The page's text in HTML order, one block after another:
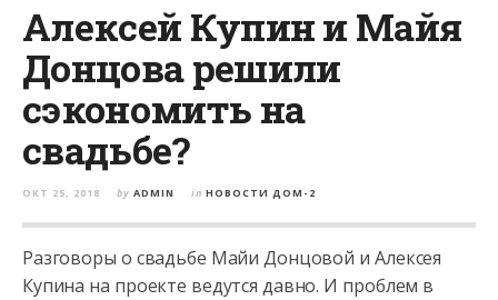
Алексей Купин и Майя
Донцова решили
сэкономить на
свадьбе?
ОКТ 25, 2018 by ADMIN in НОВОСТИ ДОМ-2
Разговоры о свадьбе Майи Донцовой и Алексея
Купина на проекте ведутся давно. И проблем в